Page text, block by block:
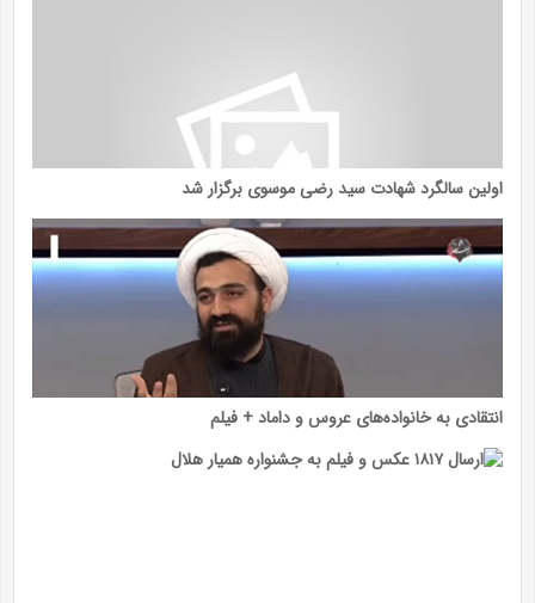
اولین سالگرد شهادت سید رضی موسوی برگزار شد
انتقادی به خانواده‌های عروس و داماد + فیلم